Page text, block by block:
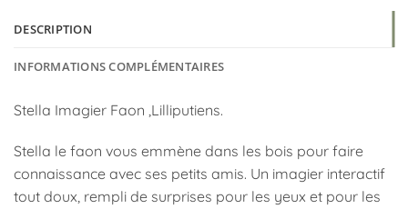
DESCRIPTION
INFORMATIONS COMPLÉMENTAIRES
Stella Imagier Faon ,Lilliputiens.
Stella le faon vous emmène dans les bois pour faire
connaissance avec ses petits amis. Un imagier interactif
tout doux, rempli de surprises pour les yeux et pour les